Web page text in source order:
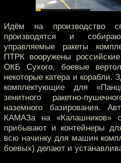
Идём на производство
производятся и
управляемые ракеты
ПТРК вооружены
ОКБ Сухого, боевые
некоторые катера и корабли.
комплектующие для
зенитного ракетно-
наземного базирования.
КАМАЗа на «Калашников»
прибывают и контейнеры
всю начинку для машин
боевых) делают и